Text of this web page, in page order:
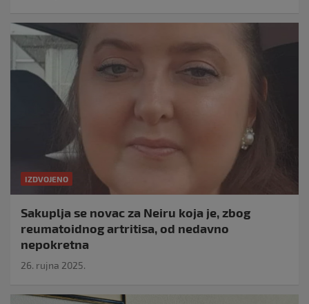
IZDVOJENO
Sakuplja se novac za Neiru koja je, zbog
reumatoidnog artritisa, od nedavno
nepokretna
26. rujna 2025.